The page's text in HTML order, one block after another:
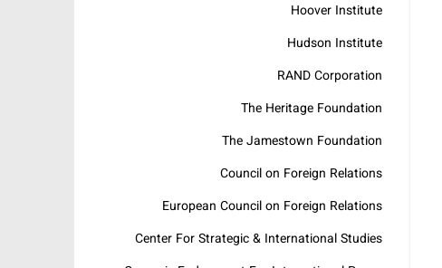
Hoover Institute
Hudson Institute
RAND Corporation
The Heritage Foundation
The Jamestown Foundation
Council on Foreign Relations
European Council on Foreign Relations
Center For Strategic & International Studies